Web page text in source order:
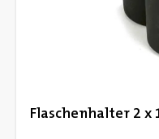
Flaschenhalter 2